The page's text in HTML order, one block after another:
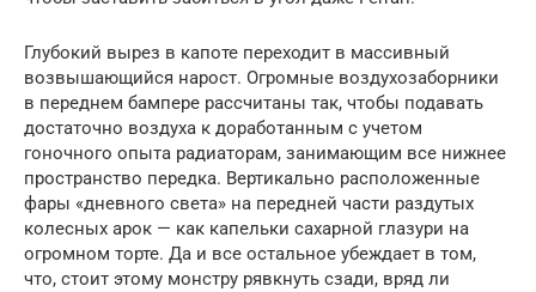
Глубокий вырез в капоте переходит в массивный
возвышающийся нарост. Огромные воздухозаборники
в переднем бампере рассчитаны так, чтобы подавать
достаточно воздуха к доработанным с учетом
гоночного опыта радиаторам, занимающим все нижнее
пространство передка. Вертикально расположенные
фары «дневного света» на передней части раздутых
колесных арок — как капельки сахарной глазури на
огромном торте. Да и все остальное убеждает в том,
что, стоит этому монстру рявкнуть сзади, вряд ли